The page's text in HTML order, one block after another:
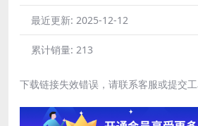
最近更新: 2025-12-12
累计销量: 213
下载链接失效错误，请联系客服或提交